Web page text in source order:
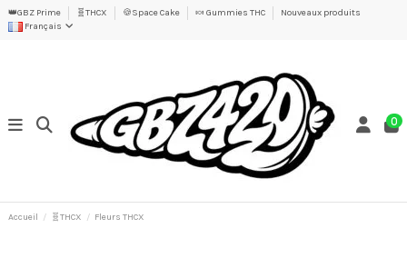
👑GBZ Prime 🧬THCX 🍪Space Cake 🍬 Gummies THC
Nouveaux produits
Français
0
Accueil 🧬THCX Fleurs THCX